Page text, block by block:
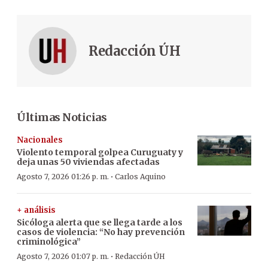
Redacción ÚH
Últimas Noticias
Nacionales
Violento temporal golpea Curuguaty y
deja unas 50 viviendas afectadas
Agosto 7, 2026 01:26 p. m. · Carlos Aquino
+ análisis
Sicóloga alerta que se llega tarde a los
casos de violencia: “No hay prevención
criminológica”
Agosto 7, 2026 01:07 p. m. · Redacción ÚH